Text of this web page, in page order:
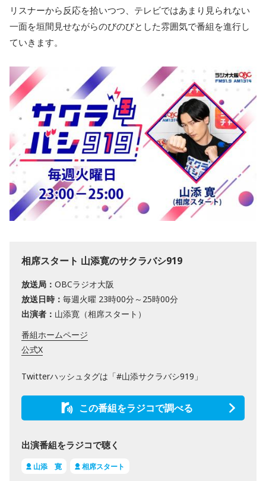
リスナーから反応を拾いつつ、テレビではあまり見られない
一面を垣間見せながらのびのびとした雰囲気で番組を進行し
ていきます。
相席スタート 山添寛のサクラバシ919
放送局： OBCラジオ大阪
放送日時： 毎週火曜 23時00分～25時00分
出演者： 山添寛（相席スタート）
番組ホームページ
公式X
Twitterハッシュタグは「#山添サクラバシ919」
この番組をラジコで調べる
出演番組をラジコで聴く
山添 寛 相席スタート